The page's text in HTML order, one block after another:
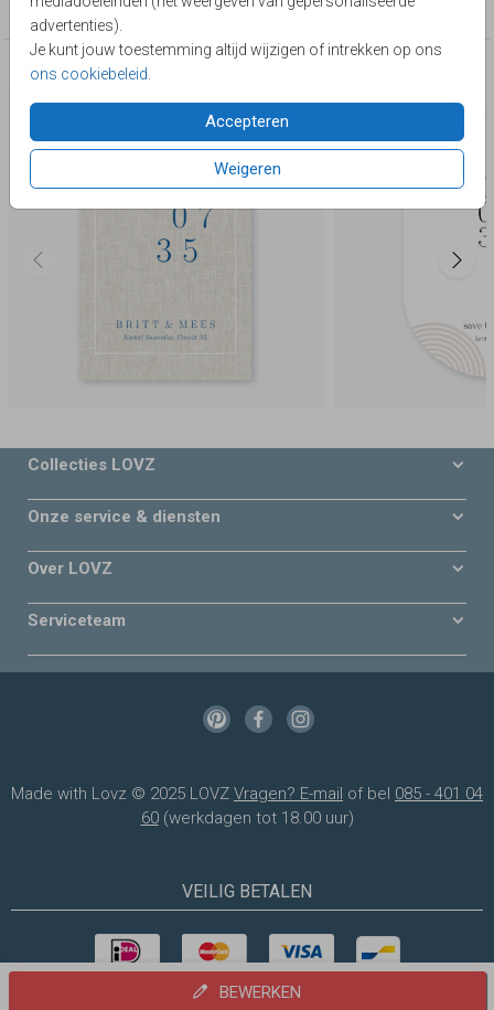
advertenties).
Je kunt jouw toestemming altijd wijzigen of intrekken op ons
ons cookiebeleid
Accepteren
Weigeren
Trouwkaarten met een stansvorm
Deze producten zijn wellicht ook iets voor je
BEWERKEN
Collecties LOVZ
Onze service & diensten
Over LOVZ
Serviceteam
Made with Lovz © 2025 LOVZ Vragen? E-mail of bel 085 - 401 04
60(werkdagen tot 18.00 uur)
VEILIG BETALEN